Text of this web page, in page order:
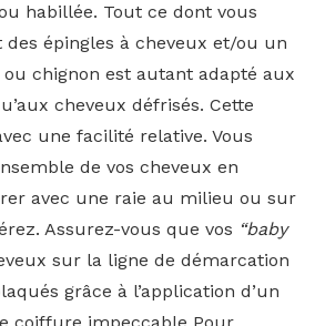
habillée. Tout ce dont vous
des épingles à cheveux et/ou un
ou chignon est autant adapté aux
cheveux défrisés. Cette
une facilité relative. Vous
de vos cheveux en
avec une raie au milieu ou sur
Assurez-vous que vos “baby
sur la ligne de démarcation
grâce à l’application d’un